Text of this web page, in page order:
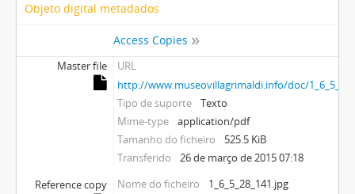
Objeto digital metadados
Access Copies
Master file
URL
http://www.museovillagrimaldi.info/doc/
Tipo de suporte
Texto
Mime-type
application/pdf
Tamanho do ficheiro
525.5 KiB
Transferido
26 de março de 2015 07:18
Reference copy
Nome do ficheiro
1_6_5_28_141.jpg